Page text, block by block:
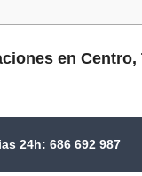
en Centro,
24h: 686 692 987